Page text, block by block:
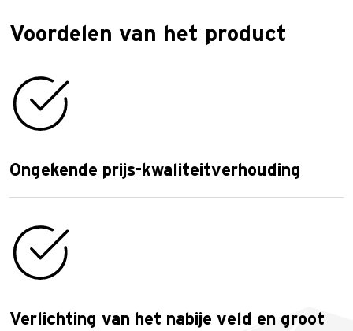
Voordelen van het product
Ongekende prijs-kwaliteitverhouding
Verlichting van het nabije veld en groot